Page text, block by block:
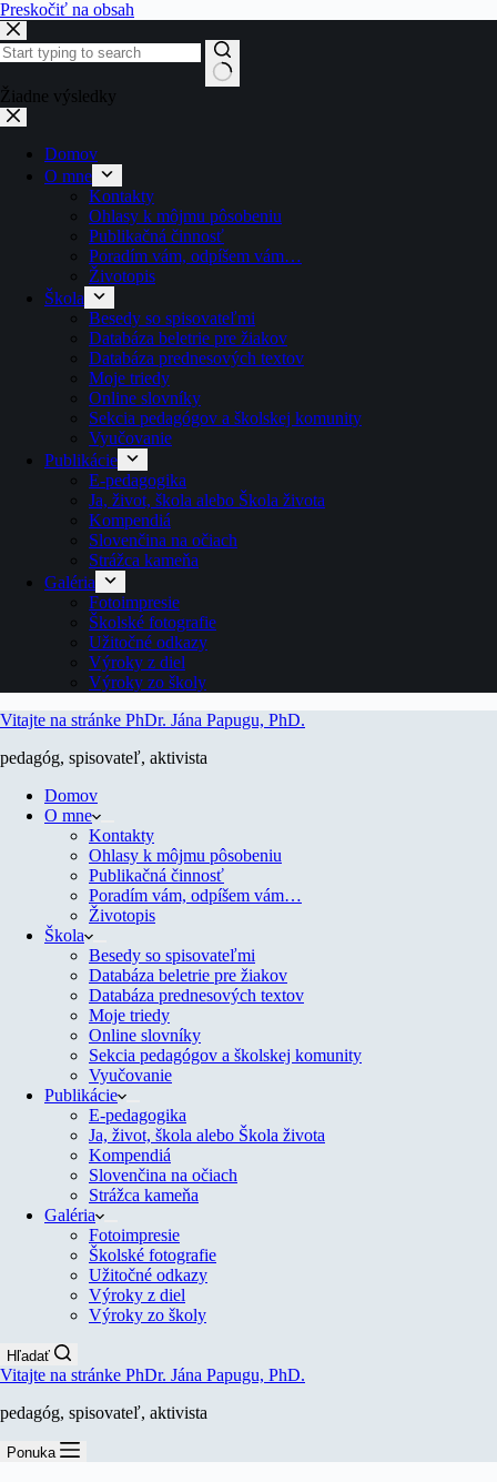
Preskočiť na obsah
Žiadne výsledky
Domov
O mne
Kontakty
Ohlasy k môjmu pôsobeniu
Publikačná činnosť
Poradím vám, odpíšem vám…
Životopis
Škola
Besedy so spisovateľmi
Databáza beletrie pre žiakov
Databáza prednesových textov
Moje triedy
Online slovníky
Sekcia pedagógov a školskej komunity
Vyučovanie
Publikácie
E-pedagogika
Ja, život, škola alebo Škola života
Kompendiá
Slovenčina na očiach
Strážca kameňa
Galéria
Fotoimpresie
Školské fotografie
Užitočné odkazy
Výroky z diel
Výroky zo školy
Vitajte na stránke PhDr. Jána Papugu, PhD.
pedagóg, spisovateľ, aktivista
Domov
O mne
Kontakty
Ohlasy k môjmu pôsobeniu
Publikačná činnosť
Poradím vám, odpíšem vám…
Životopis
Škola
Besedy so spisovateľmi
Databáza beletrie pre žiakov
Databáza prednesových textov
Moje triedy
Online slovníky
Sekcia pedagógov a školskej komunity
Vyučovanie
Publikácie
E-pedagogika
Ja, život, škola alebo Škola života
Kompendiá
Slovenčina na očiach
Strážca kameňa
Galéria
Fotoimpresie
Školské fotografie
Užitočné odkazy
Výroky z diel
Výroky zo školy
Hľadať
Vitajte na stránke PhDr. Jána Papugu, PhD.
pedagóg, spisovateľ, aktivista
Ponuka